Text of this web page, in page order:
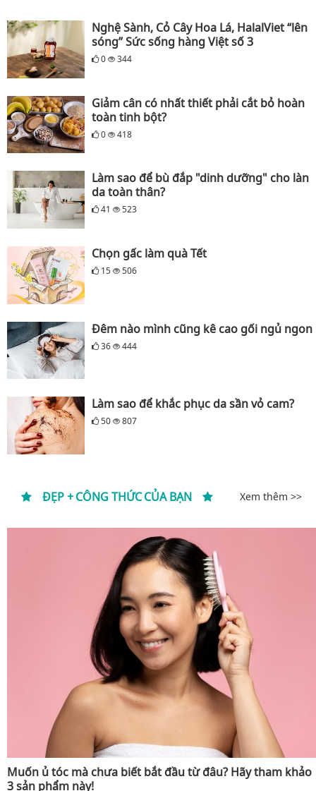
Nghệ Sành, Cỏ Cây Hoa Lá, HalalViet “lên
sóng” Sức sống hàng Việt số 3
0 344
Giảm cân có nhất thiết phải cắt bỏ hoàn
toàn tinh bột?
0 418
Làm sao để bù đắp "dinh dưỡng" cho làn
da toàn thân?
41 523
Chọn gấc làm quà Tết
15 506
Đêm nào mình cũng kê cao gối ngủ ngon
36 444
Làm sao để khắc phục da sần vỏ cam?
50 807
ĐẸP + CÔNG THỨC CỦA BẠN Xem thêm >>
Muốn ủ tóc mà chưa biết bắt đầu từ đâu? Hãy tham khảo
3 sản phẩm này!